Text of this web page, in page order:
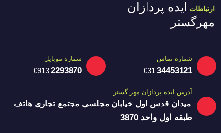
ارتباطات
ایده پردازان
مهرگستر
شماره تماس
031 34453121
شماره موبایل
09132293870
آدرس ایده پردازان مهر گستر
میدان قدس اول خیابان مجلسی مجتمع تجاری هاتف
طبقه اول واحد 3870